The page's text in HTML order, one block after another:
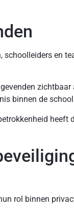
en
binnen de
heeft
rol binnen